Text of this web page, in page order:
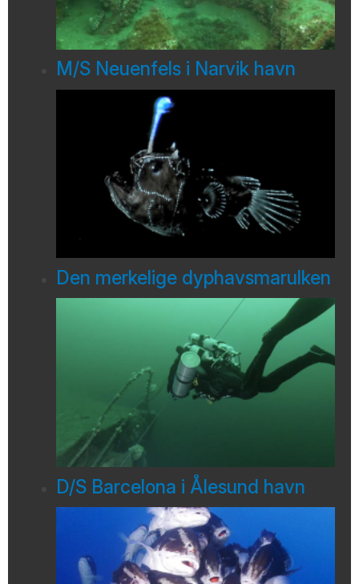
M/S Neuenfels i Narvik havn
Den merkelige dyphavsmarulken
D/S Barcelona i Ålesund havn